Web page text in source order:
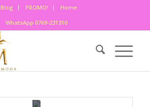
Blog PROMO!
Home
WhatsApp 0769-231310